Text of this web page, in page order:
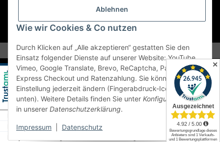
Ablehnen
Wie wir Cookies & Co nutzen
Durch Klicken auf „Alle akzeptieren“ gestatten Sie den
Einsatz folgender Dienste auf unserer Website: YouTube,
Vimeo, Google Translate, Brevo, ReCaptcha, PayPal
Express Checkout und Ratenzahlung. Sie können die
Einstellung jederzeit ändern (Fingerabdruck-Icon links
unten). Weitere Details finden Sie unter Konfigurierenund
in unserer Datenschutzerklärung.
Impressum Datenschutz
* Alle Preise inkl. gesetzlicher USt., zzgl.Versand
✕